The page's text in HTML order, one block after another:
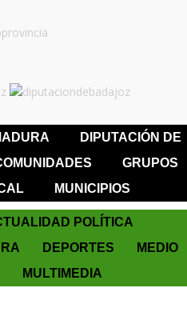
DIPUTACIÓN DE
GRUPOS
MUNICIPIOS
POLÍTICA
DEPORTES
MEDIO
MULTIMEDIA